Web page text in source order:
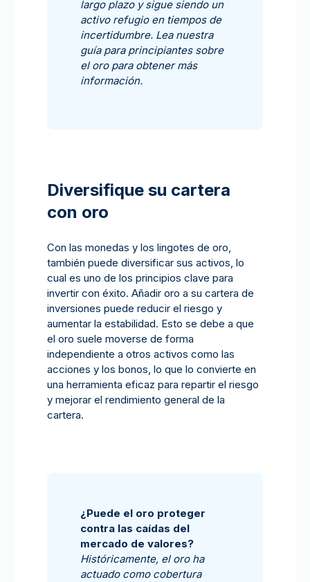
largo plazo y sigue siendo un
activo refugio en tiempos de
incertidumbre. Lea nuestra
guía para principiantes sobre
el oro para obtener más
información.
Diversifique su cartera
con oro
Con las monedas y los lingotes de oro,
también puede diversificar sus activos, lo
cual es uno de los principios clave para
invertir con éxito. Añadir oro a su cartera de
inversiones puede reducir el riesgo y
aumentar la estabilidad. Esto se debe a que
el oro suele moverse de forma
independiente a otros activos como las
acciones y los bonos, lo que lo convierte en
una herramienta eficaz para repartir el riesgo
y mejorar el rendimiento general de la
cartera.
¿Puede el oro proteger
contra las caídas del
mercado de valores?
Históricamente, el oro ha
actuado como cobertura